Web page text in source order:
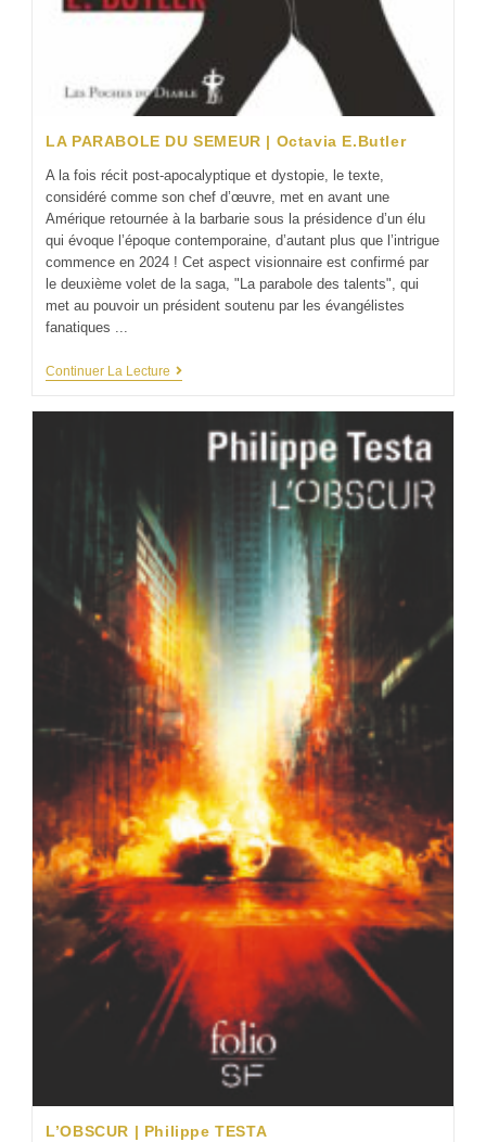
LA PARABOLE DU SEMEUR | Octavia E.Butler
A la fois récit post-apocalyptique et dystopie, le texte,
considéré comme son chef d’œuvre, met en avant une
Amérique retournée à la barbarie sous la présidence d’un élu
qui évoque l’époque contemporaine, d’autant plus que l’intrigue
commence en 2024 ! Cet aspect visionnaire est confirmé par
le deuxième volet de la saga, "La parabole des talents", qui
met au pouvoir un président soutenu par les évangélistes
fanatiques ...
Continuer La Lecture
L’OBSCUR | Philippe TESTA